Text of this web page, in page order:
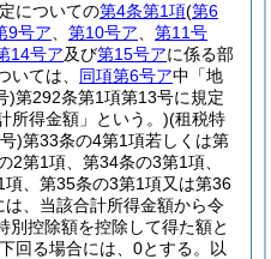
についての第4条第1項(第6
9号ア 第10号ア
第11号
14号ア及び第15号アに係る部
いては、 同項第6号ア中「地
)第292条第1項第13号に規定
所得金額」という。)(租税特
)第33条の4第1項若しくは第
2第1項、第34条の3第1項、
、第35条の3第1項又は第36
、当該合計所得金額から令
別控除額を控除して得た額と
回る場合には、0とする。以